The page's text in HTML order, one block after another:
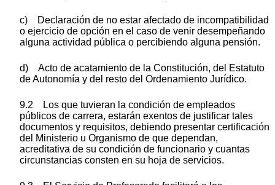
c) Declaración de no estar afectado de incompatibilidad
o ejercicio de opción en el caso de venir desempeñando
alguna actividad pública o percibiendo alguna pensión.
d) Acto de acatamiento de la Constitución, del Estatuto
de Autonomía y del resto del Ordenamiento Jurídico.
9.2 Los que tuvieran la condición de empleados
públicos de carrera, estarán exentos de justificar tales
documentos y requisitos, debiendo presentar certificación
del Ministerio u Organismo de que dependan,
acreditativa de su condición de funcionario y cuantas
circunstancias consten en su hoja de servicios.